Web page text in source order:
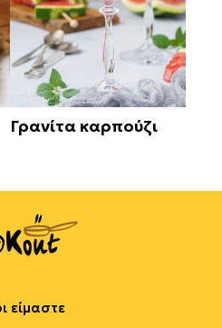
Γρανίτα καρπούζι
είμαστε